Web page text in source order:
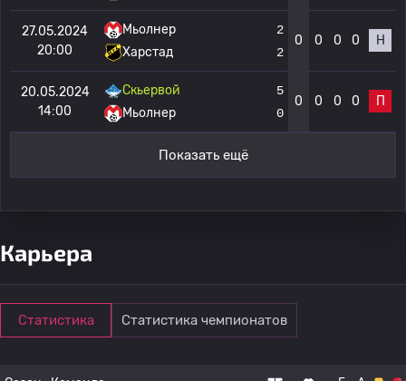
27.05.2024
20:00
Мьолнер
Харстад
2
2
0 0 0 0 Н
20.05.2024
14:00
Скьервой
Мьолнер
5
0
0 0 0 0 П
Показать ещё
Карьера
Статистика Статистика чемпионатов